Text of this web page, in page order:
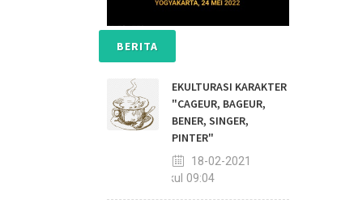
BERITA
EKULTURASI KARAKTER
"CAGEUR, BAGEUR,
BENER, SINGER,
PINTER"
18-02-2021
pukul 09:04